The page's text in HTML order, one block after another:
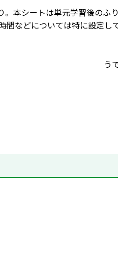
本シートは単元学習後のふ
間などについては特に設定し
う